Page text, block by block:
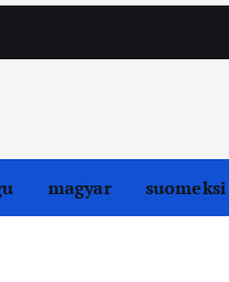
magyar suomeksi